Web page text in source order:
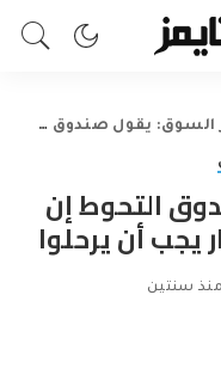
صندوق التحوط إن رؤساء صناديق الاستثمار يجب أن يرحلوا
التحوط إن
يجب أن يرحلوا
منذ سنتين